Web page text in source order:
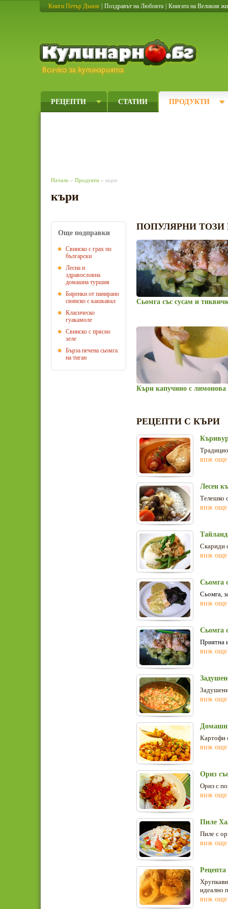
Книги Петър Дънов Поздравът на Любовта Книгата на Великия
РЕЦЕПТИ СТАТИИ ПРОДУКТИ
Начало » Продукти » къри
къри
Още подправки
Свинско с грах по
български
Лесна и
здравословна
домашна туршия
Биренки от панирано
свинско с кашкавал
Класическо
гуакамоле
Свинско с прясно
зеле
Бърза печена сьомга
на тиган
ПОПУЛЯРНИ ТОЗИ
Сьомга със сусам и
Къри капучино с лимонова
РЕЦЕПТИ С КЪРИ
виж още
Лесен
Телешко
виж още
Скариди
виж още
Сьомга
Сьомга,
виж още
Сьомга
Приятна
виж още
виж още
Картофи
виж още
Ориз
Ориз с
виж още
Пиле
Пиле с
виж още
идеално
виж още